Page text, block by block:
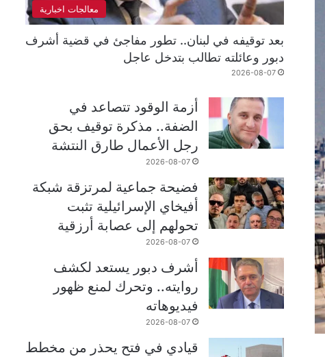
معالجات اخبارية
بعد توقيفه في لبنان.. تطور مفاجئ في قضية أشرف
دبور وعائلته تطالب بتدخل عاجل
2026-08-07
أزمة الوقود تتصاعد في
الضفة.. مذكرة توقيف بحق
رجل الأعمال طارق النتشة
2026-08-07
فضيحة جماعية لمرتزقة شبكة
أفيخاي الإسرائيلية تثبت
تحولهم إلى عصابة أرزقية
2026-08-07
أشرف دبور يستعد لكشف
روايته.. وتحرك لمنع ظهور
فيديوهاته
2026-08-07
قيادي في فتح يحذر من مخطط